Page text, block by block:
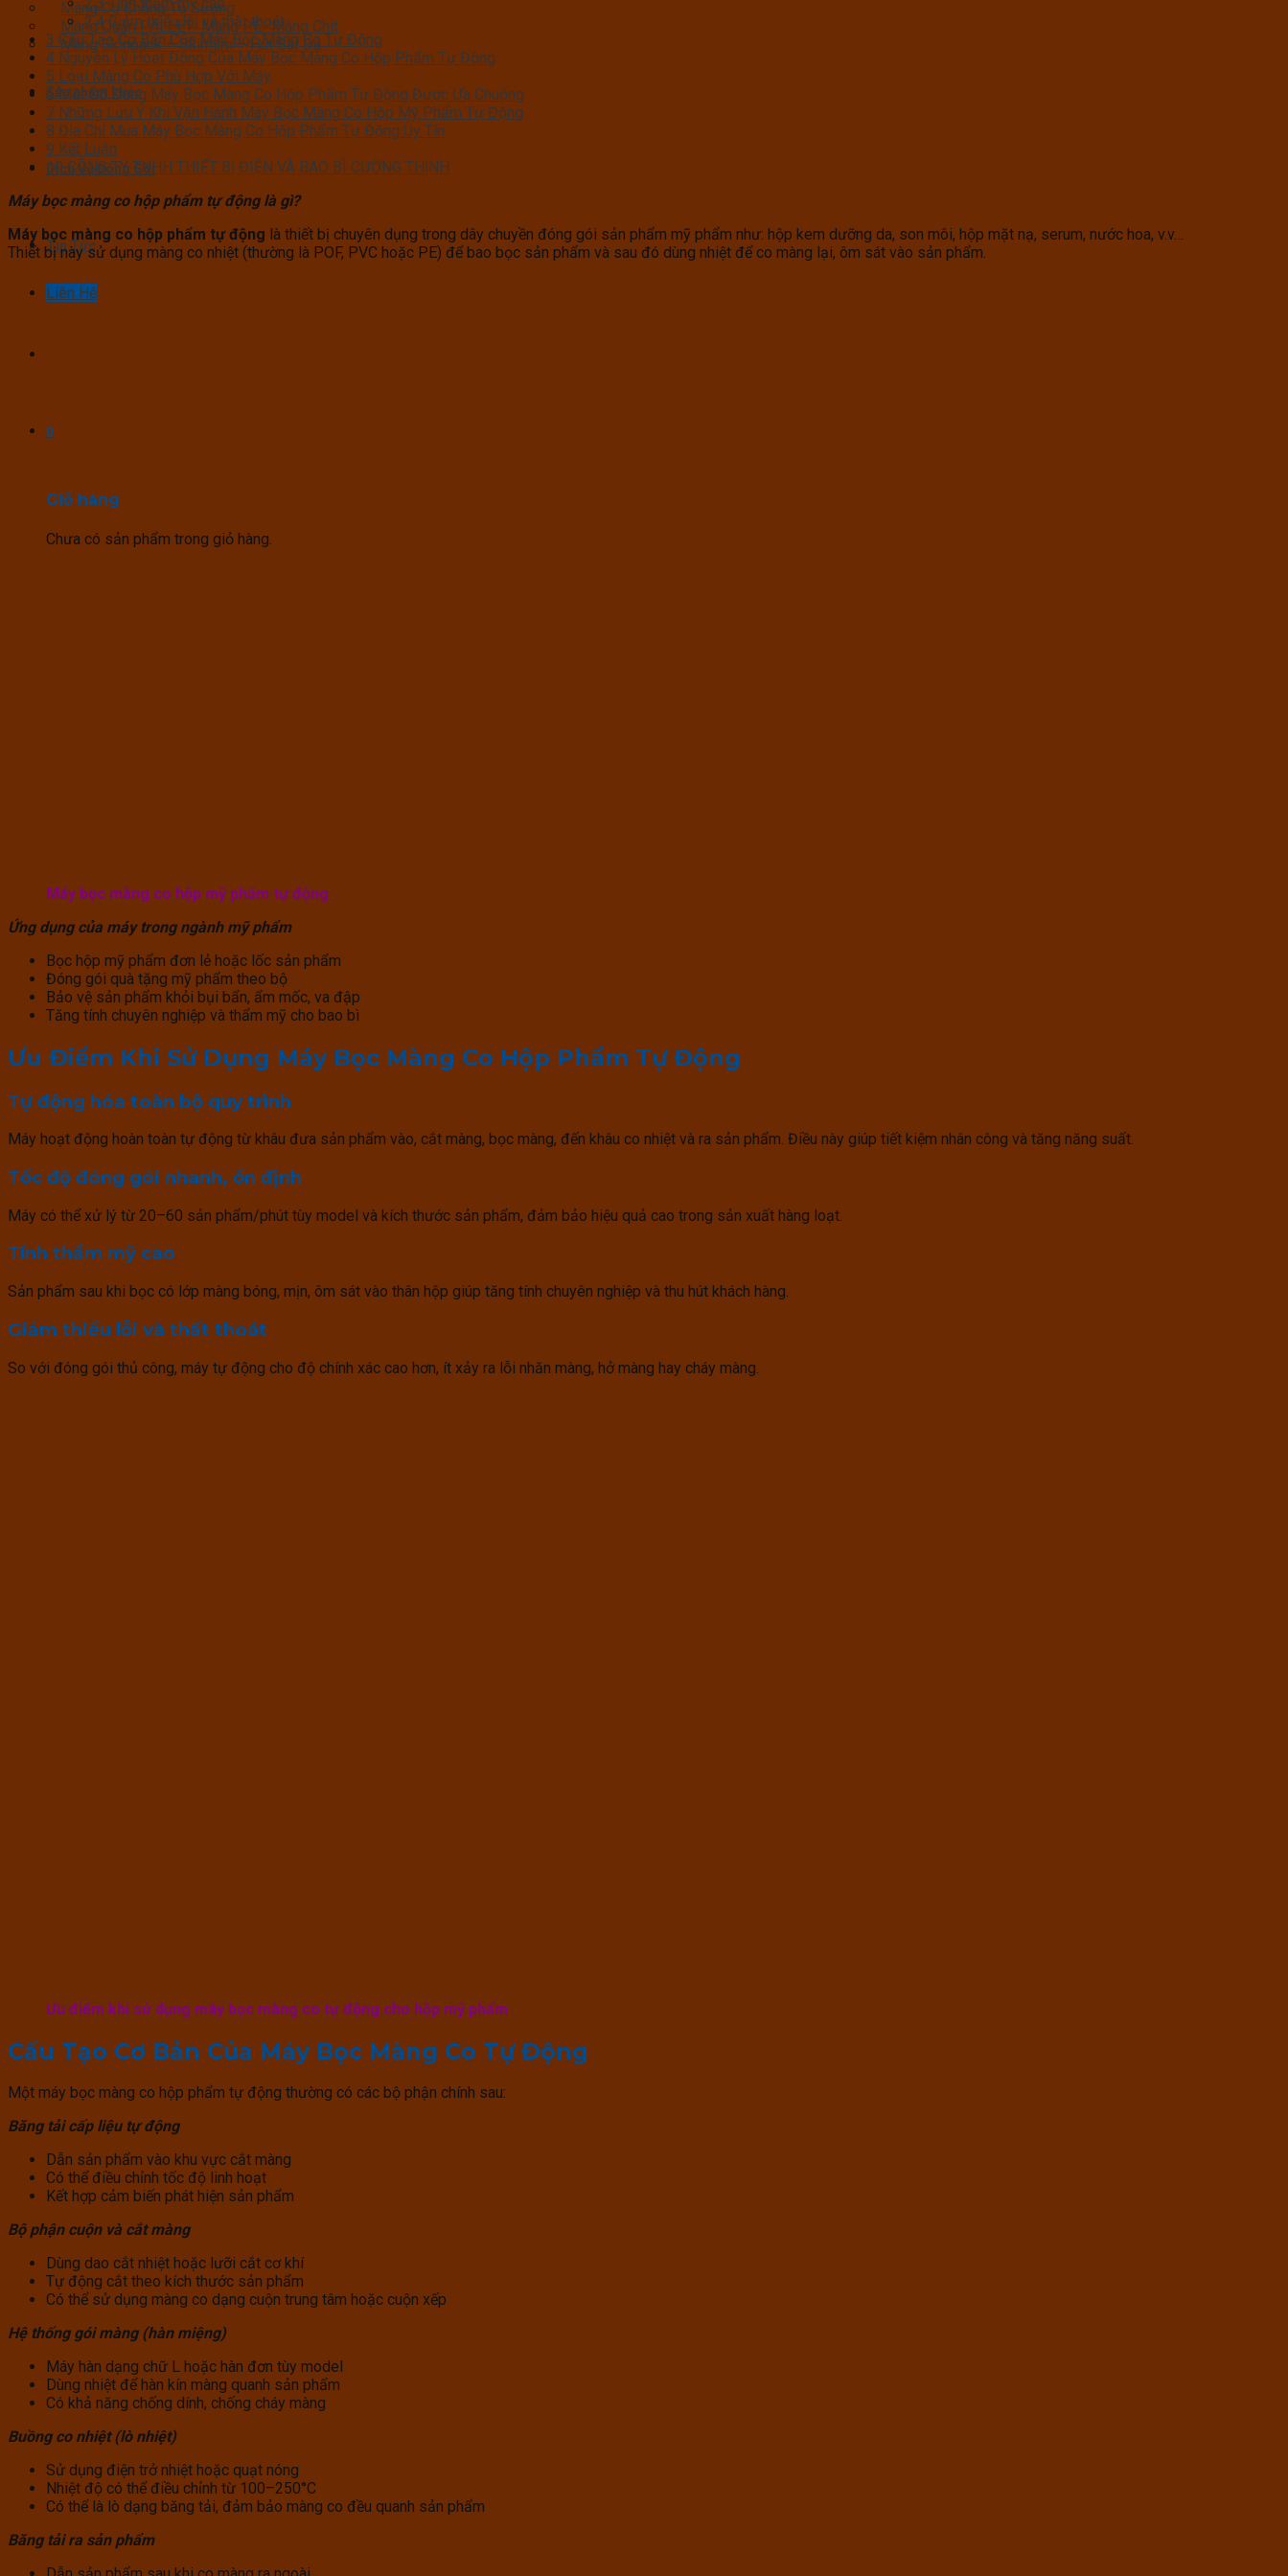
Màng Co Chống Tụ Sương
Màng Quấn PALLET- Màng PE- Màng Chit
Màng Skinpack – Skinfilm – Hút Sát Da
Sản phẩm khác
Dịch Vụ Đóng Gói
Tin Tức
Liên Hệ
0
Giỏ hàng
Chưa có sản phẩm trong giỏ hàng.
2.4Giảm thiểu lỗi và thất thoát
3 Cấu Tạo Cơ Bản Của Máy Bọc Màng Co Tự Động
4 Nguyên Lý Hoạt Động Của Máy Bọc Màng Co Hộp Phẩm Tự Động
5 Loại Màng Co Phù Hợp Với Máy
6Một Số Dòng Máy Bọc Màng Co Hộp Phẩm Tự Động Được Ưa Chuộng
7 Những Lưu Ý Khi Vận Hành Máy Bọc Màng Co Hộp Mỹ Phẩm Tự Động
8 Địa Chỉ Mua Máy Bọc Màng Co Hộp Phẩm Tự Động Uy Tín
9 Kết Luận
10CÔNG TY TNHH THIẾT BỊ ĐIỆN VÀ BAO BÌ CƯỜNG THỊNH
Máy bọc màng co hộp phẩm tự động là gì?
Máy bọc màng co hộp phẩm tự động là thiết bị chuyên dụng trong dây chuyền đóng gói sản phẩm mỹ phẩm như: hộp kem dưỡng da, son môi, hộp mặt nạ, serum, nước hoa, v.v…
Thiết bị này sử dụng màng co nhiệt (thường là POF, PVC hoặc PE) để bao bọc sản phẩm và sau đó dùng nhiệt để co màng lại, ôm sát vào sản phẩm.
Máy bọc màng co hộp mỹ phẩm tự động
Ứng dụng của máy trong ngành mỹ phẩm
Bọc hộp mỹ phẩm đơn lẻ hoặc lốc sản phẩm
Đóng gói quà tặng mỹ phẩm theo bộ
Bảo vệ sản phẩm khỏi bụi bẩn, ẩm mốc, va đập
Tăng tính chuyên nghiệp và thẩm mỹ cho bao bì
Ưu Điểm Khi Sử Dụng Máy Bọc Màng Co Hộp Phẩm Tự Động
Tự động hóa toàn bộ quy trình
Máy hoạt động hoàn toàn tự động từ khâu đưa sản phẩm vào, cắt màng, bọc màng, đến khâu co nhiệt và ra sản phẩm. Điều này giúp tiết kiệm nhân công và tăng năng suất.
Tốc độ đóng gói nhanh, ổn định
Máy có thể xử lý từ 20–60 sản phẩm/phút tùy model và kích thước sản phẩm, đảm bảo hiệu quả cao trong sản xuất hàng loạt.
Tính thẩm mỹ cao
Sản phẩm sau khi bọc có lớp màng bóng, mịn, ôm sát vào thân hộp giúp tăng tính chuyên nghiệp và thu hút khách hàng.
Giảm thiểu lỗi và thất thoát
So với đóng gói thủ công, máy tự động cho độ chính xác cao hơn, ít xảy ra lỗi nhăn màng, hở màng hay cháy màng.
Ưu điểm khi sử dụng máy bọc màng co tự động cho hộp mỹ phẩm
Cấu Tạo Cơ Bản Của Máy Bọc Màng Co Tự Động
Một máy bọc màng co hộp phẩm tự động thường có các bộ phận chính sau:
Băng tải cấp liệu tự động
Dẫn sản phẩm vào khu vực cắt màng
Có thể điều chỉnh tốc độ linh hoạt
Kết hợp cảm biến phát hiện sản phẩm
Bộ phận cuộn và cắt màng
Dùng dao cắt nhiệt hoặc lưỡi cắt cơ khí
Tự động cắt theo kích thước sản phẩm
Có thể sử dụng màng co dạng cuộn trung tâm hoặc cuộn xếp
Hệ thống gói màng (hàn miệng)
Máy hàn dạng chữ L hoặc hàn đơn tùy model
Dùng nhiệt để hàn kín màng quanh sản phẩm
Có khả năng chống dính, chống cháy màng
Buồng co nhiệt (lò nhiệt)
Sử dụng điện trở nhiệt hoặc quạt nóng
Nhiệt độ có thể điều chỉnh từ 100–250°C
Có thể là lò dạng băng tải, đảm bảo màng co đều quanh sản phẩm
Băng tải ra sản phẩm